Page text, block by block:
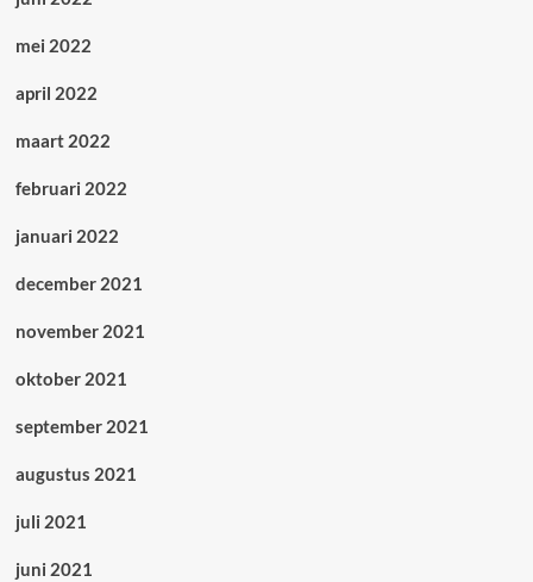
mei 2022
april 2022
maart 2022
februari 2022
januari 2022
december 2021
november 2021
oktober 2021
september 2021
augustus 2021
juli 2021
juni 2021